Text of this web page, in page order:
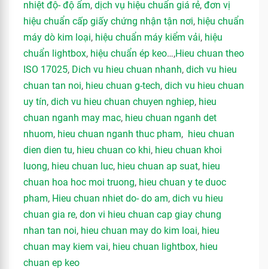
nhiệt độ- độ ẩm, dịch vụ hiệu chuẩn giá rẻ, đơn vị
hiệu chuẩn cấp giấy chứng nhận tận nơi, hiệu chuẩn
máy dò kim loại, hiệu chuẩn máy kiểm vải, hiệu
chuẩn lightbox, hiệu chuẩn ép keo…,Hieu chuan theo
ISO 17025, Dich vu hieu chuan nhanh, dich vu hieu
chuan tan noi, hieu chuan g-tech, dich vu hieu chuan
uy tín, dich vu hieu chuan chuyen nghiep, hieu
chuan nganh may mac, hieu chuan nganh det
nhuom, hieu chuan nganh thuc pham, hieu chuan
dien dien tu, hieu chuan co khi, hieu chuan khoi
luong, hieu chuan luc, hieu chuan ap suat, hieu
chuan hoa hoc moi truong, hieu chuan y te duoc
pham, Hieu chuan nhiet do- do am, dich vu hieu
chuan gia re, don vi hieu chuan cap giay chung
nhan tan noi, hieu chuan may do kim loai, hieu
chuan may kiem vai, hieu chuan lightbox, hieu
chuan ep keo